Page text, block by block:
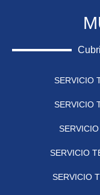
SERVICIO
SERVICIO
SERVICIO
SERVICIO